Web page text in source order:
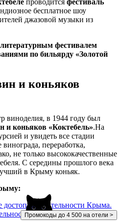
Промокоды до 4 500 на отели >
проводится фестиваль
бесплатное шоу
джазовой музыки из
литературным фестивалем
по бильярду «Золотой
и коньяков
виноделия, в 1944 году был
и коньяков «Коктебель».На
и увидеть все стадии
переработка,
не только высококачественные
С середины прошлого века
в Крыму коньяк.
Крыма.